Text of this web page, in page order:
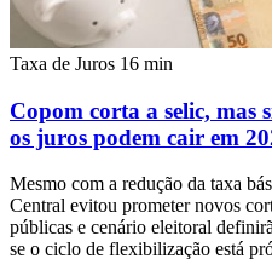
Taxa de Juros 16 min
Copom corta a selic, mas
os juros podem cair em
Mesmo com a redução da taxa
Central evitou prometer novos
públicas e cenário eleitoral
se o ciclo de flexibilização está